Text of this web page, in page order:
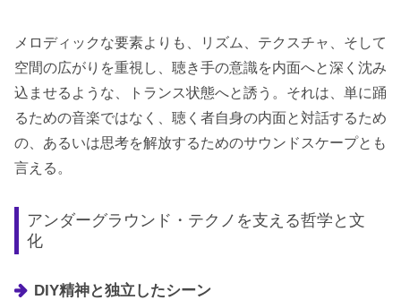
メロディックな要素よりも、リズム、テクスチャ、そして
空間の広がりを重視し、聴き手の意識を内面へと深く沈み
込ませるような、トランス状態へと誘う。それは、単に踊
るための音楽ではなく、聴く者自身の内面と対話するため
の、あるいは思考を解放するためのサウンドスケープとも
言える。
アンダーグラウンド・テクノを支える哲学と文
化
DIY精神と独立したシーン